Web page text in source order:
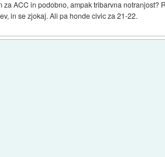
ACC in podobno, ampak tribarvna notranjost?
in se zjokaj. Ali pa honde civic za 21-22.